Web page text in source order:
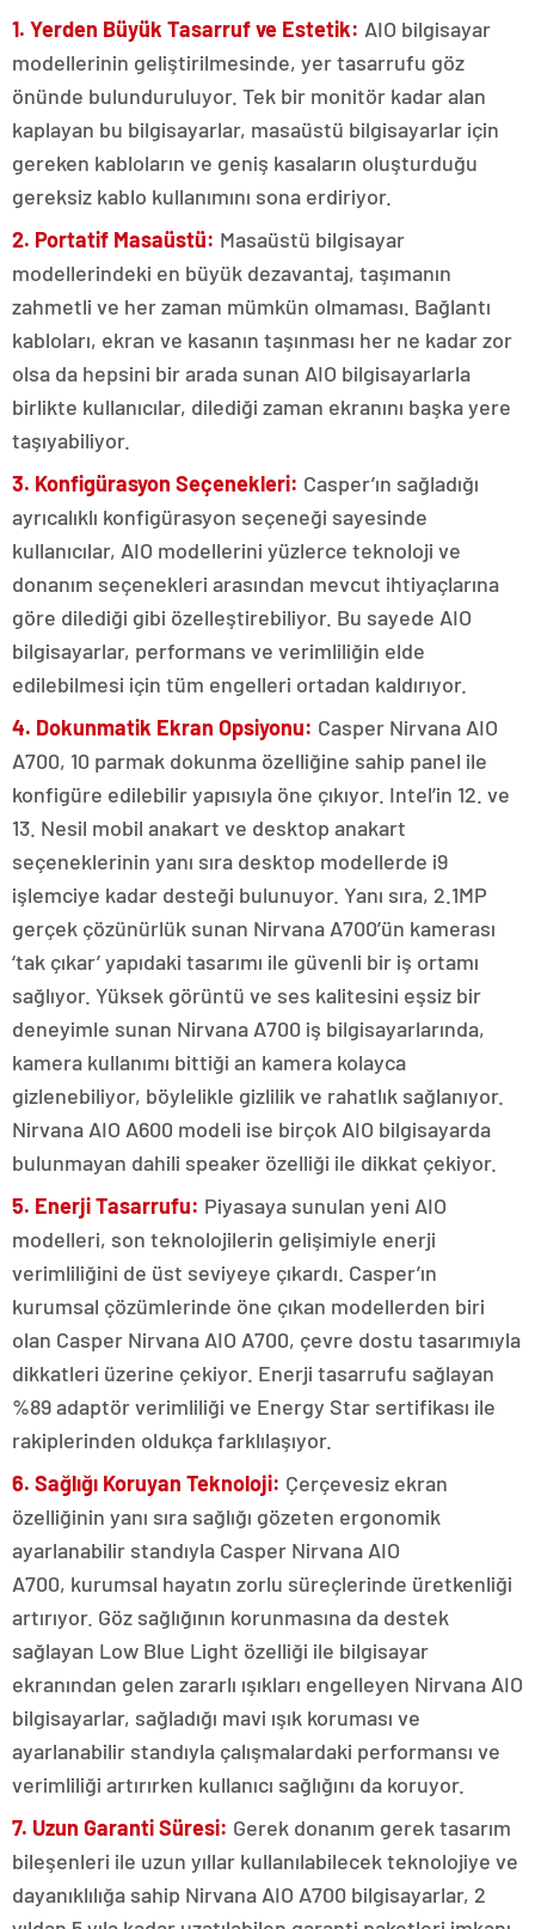
1. Yerden Büyük Tasarruf ve Estetik: AIO bilgisayar
modellerinin geliştirilmesinde, yer tasarrufu göz
önünde bulunduruluyor. Tek bir monitör kadar alan
kaplayan bu bilgisayarlar, masaüstü bilgisayarlar için
gereken kabloların ve geniş kasaların oluşturduğu
gereksiz kablo kullanımını sona erdiriyor.
2. Portatif Masaüstü: Masaüstü bilgisayar
modellerindeki en büyük dezavantaj, taşımanın
zahmetli ve her zaman mümkün olmaması. Bağlantı
kabloları, ekran ve kasanın taşınması her ne kadar zor
olsa da hepsini bir arada sunan AIO bilgisayarlarla
birlikte kullanıcılar, dilediği zaman ekranını başka yere
taşıyabiliyor.
3. Konfigürasyon Seçenekleri: Casper’ın sağladığı
ayrıcalıklı konfigürasyon seçeneği sayesinde
kullanıcılar, AIO modellerini yüzlerce teknoloji ve
donanım seçenekleri arasından mevcut ihtiyaçlarına
göre dilediği gibi özelleştirebiliyor. Bu sayede AIO
bilgisayarlar, performans ve verimliliğin elde
edilebilmesi için tüm engelleri ortadan kaldırıyor.
4. Dokunmatik Ekran Opsiyonu: Casper Nirvana AIO
A700, 10 parmak dokunma özelliğine sahip panel ile
konfigüre edilebilir yapısıyla öne çıkıyor. Intel’in 12. ve
13. Nesil mobil anakart ve desktop anakart
seçeneklerinin yanı sıra desktop modellerde i9
işlemciye kadar desteği bulunuyor. Yanı sıra, 2.1MP
gerçek çözünürlük sunan Nirvana A700’ün kamerası
‘tak çıkar’ yapıdaki tasarımı ile güvenli bir iş ortamı
sağlıyor. Yüksek görüntü ve ses kalitesini eşsiz bir
deneyimle sunan Nirvana A700 iş bilgisayarlarında,
kamera kullanımı bittiği an kamera kolayca
gizlenebiliyor, böylelikle gizlilik ve rahatlık sağlanıyor.
Nirvana AIO A600 modeli ise birçok AIO bilgisayarda
bulunmayan dahili speaker özelliği ile dikkat çekiyor.
5. Enerji Tasarrufu: Piyasaya sunulan yeni AIO
modelleri, son teknolojilerin gelişimiyle enerji
verimliliğini de üst seviyeye çıkardı. Casper’ın
kurumsal çözümlerinde öne çıkan modellerden biri
olan Casper Nirvana AIO A700, çevre dostu tasarımıyla
dikkatleri üzerine çekiyor. Enerji tasarrufu sağlayan
%89 adaptör verimliliği ve Energy Star sertifikası ile
rakiplerinden oldukça farklılaşıyor.
6. Sağlığı Koruyan Teknoloji: Çerçevesiz ekran
özelliğinin yanı sıra sağlığı gözeten ergonomik
ayarlanabilir standıyla Casper Nirvana AIO
A700, kurumsal hayatın zorlu süreçlerinde üretkenliği
artırıyor. Göz sağlığının korunmasına da destek
sağlayan Low Blue Light özelliği ile bilgisayar
ekranından gelen zararlı ışıkları engelleyen Nirvana AIO
bilgisayarlar, sağladığı mavi ışık koruması ve
ayarlanabilir standıyla çalışmalardaki performansı ve
verimliliği artırırken kullanıcı sağlığını da koruyor.
7. Uzun Garanti Süresi: Gerek donanım gerek tasarım
bileşenleri ile uzun yıllar kullanılabilecek teknolojiye ve
dayanıklılığa sahip Nirvana AIO A700 bilgisayarlar, 2